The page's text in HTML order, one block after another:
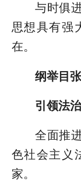
与时俱进
思想具有强
在。
纲举目张
引领法治
全面推进
色社会主义
家。